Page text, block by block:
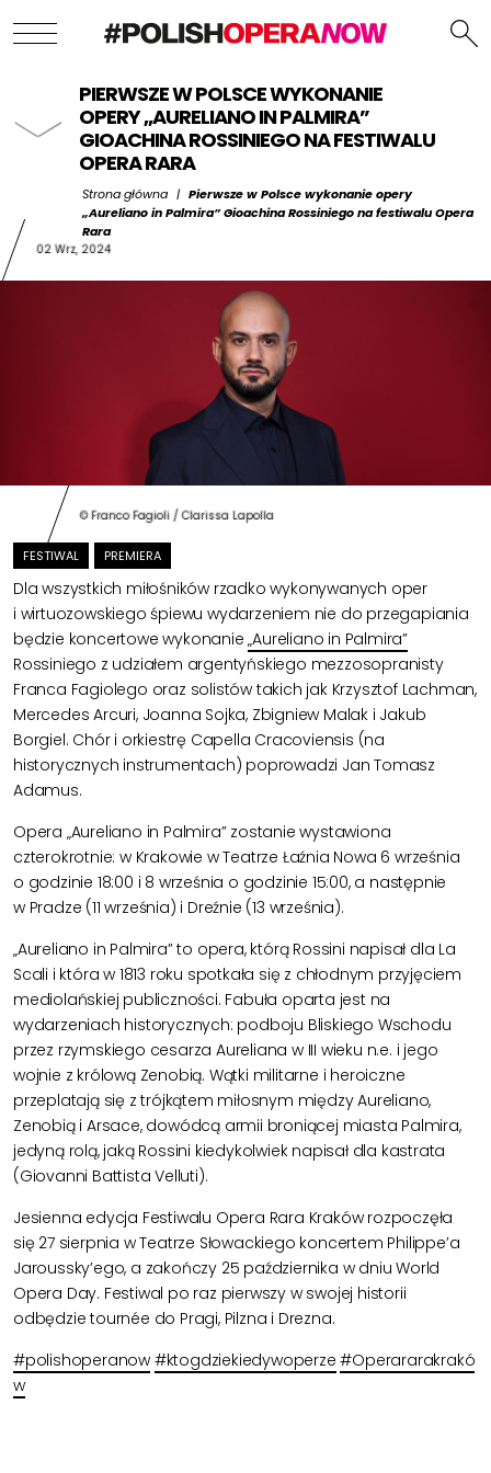
PIERWSZE W POLSCE WYKONANIE
OPERY „AURELIANO IN PALMIRA”
GIOACHINA ROSSINIEGO NA FESTIWALU
OPERA RARA
Strona główna | Pierwsze w Polsce wykonanie opery
„Aureliano in Palmira” Gioachina Rossiniego na festiwalu Opera
Rara
02 Wrz, 2024
© Franco Fagioli / Clarissa Lapolla
FESTIWAL PREMIERA
Dla wszystkich miłośników rzadko wykonywanych oper
i wirtuozowskiego śpiewu wydarzeniem nie do przegapiania
będzie koncertowe wykonanie„Aureliano in Palmira”
Rossiniego z udziałem argentyńskiego mezzosopranisty
Franca Fagiolego oraz solistów takich jak Krzysztof Lachman,
Mercedes Arcuri, Joanna Sojka, Zbigniew Malak i Jakub
Borgiel. Chór i orkiestrę Capella Cracoviensis (na
historycznych instrumentach) poprowadzi Jan Tomasz
Adamus.
Opera „Aureliano in Palmira” zostanie wystawiona
czterokrotnie: w Krakowie w Teatrze Łaźnia Nowa 6 września
o godzinie 18:00 i 8 września o godzinie 15:00, a następnie
w Pradze (11 września) i Dreźnie (13 września).
„Aureliano in Palmira” to opera, którą Rossini napisał dla La
Scali i która w 1813 roku spotkała się z chłodnym przyjęciem
mediolańskiej publiczności. Fabuła oparta jest na
wydarzeniach historycznych: podboju Bliskiego Wschodu
przez rzymskiego cesarza Aureliana w III wieku n.e. i jego
wojnie z królową Zenobią. Wątki militarne i heroiczne
przeplatają się z trójkątem miłosnym między Aureliano,
Zenobią i Arsace, dowódcą armii broniącej miasta Palmira,
jedyną rolą, jaką Rossini kiedykolwiek napisał dla kastrata
(Giovanni Battista Velluti).
Jesienna edycja Festiwalu Opera Rara Kraków rozpoczęła
się 27 sierpnia w Teatrze Słowackiego koncertem Philippe’a
Jaroussky’ego, a zakończy 25 października w dniu World
Opera Day. Festiwal po raz pierwszy w swojej historii
odbędzie tournée do Pragi, Pilzna i Drezna.
#polishoperanow #ktogdziekiedywoperze #Operararakrakó
w